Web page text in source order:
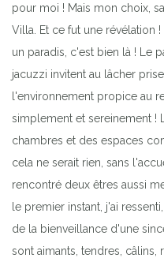
pour moi ! Mais mon choix,
Villa. Et ce fut une révélation
un paradis, c'est bien là ! Le
jacuzzi invitent au lâcher
l'environnement propice au
simplement et sereinement !
chambres et des espaces
cela ne serait rien, sans
rencontré deux êtres aussi
le premier instant, j'ai
de la bienveillance d'une
sont aimants, tendres, câlins,